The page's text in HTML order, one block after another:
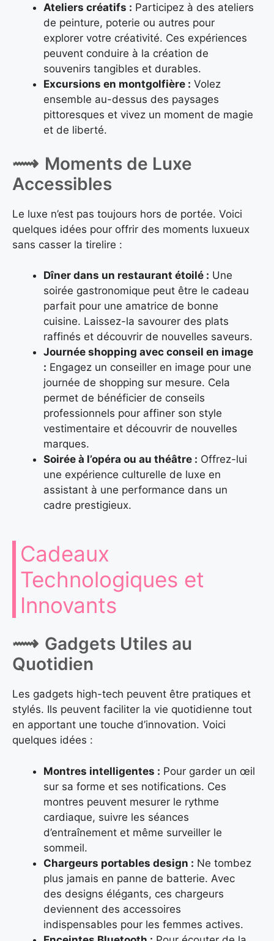
Ateliers créatifs : Participez à des ateliers
de peinture, poterie ou autres pour
explorer votre créativité. Ces expériences
peuvent conduire à la création de
souvenirs tangibles et durables.
Excursions en montgolfière : Volez
ensemble au-dessus des paysages
pittoresques et vivez un moment de magie
et de liberté.
Moments de Luxe
Accessibles
Le luxe n’est pas toujours hors de portée. Voici
quelques idées pour offrir des moments luxueux
sans casser la tirelire :
Dîner dans un restaurant étoilé : Une
soirée gastronomique peut être le cadeau
parfait pour une amatrice de bonne
cuisine. Laissez-la savourer des plats
raffinés et découvrir de nouvelles saveurs.
Journée shopping avec conseil en image
: Engagez un conseiller en image pour une
journée de shopping sur mesure. Cela
permet de bénéficier de conseils
professionnels pour affiner son style
vestimentaire et découvrir de nouvelles
marques.
Soirée à l’opéra ou au théâtre : Offrez-lui
une expérience culturelle de luxe en
assistant à une performance dans un
cadre prestigieux.
Cadeaux
Technologiques et
Innovants
Gadgets Utiles au
Quotidien
Les gadgets high-tech peuvent être pratiques et
stylés. Ils peuvent faciliter la vie quotidienne tout
en apportant une touche d’innovation. Voici
quelques idées :
Montres intelligentes : Pour garder un œil
sur sa forme et ses notifications. Ces
montres peuvent mesurer le rythme
cardiaque, suivre les séances
d’entraînement et même surveiller le
sommeil.
Chargeurs portables design : Ne tombez
plus jamais en panne de batterie. Avec
des designs élégants, ces chargeurs
deviennent des accessoires
indispensables pour les femmes actives.